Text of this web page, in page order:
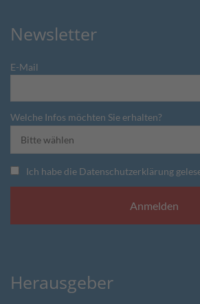
Newsletter
E-Mail
Welche Infos möchten Sie erhalten?
Ich habe die Datenschutzerklärung
Herausgeber